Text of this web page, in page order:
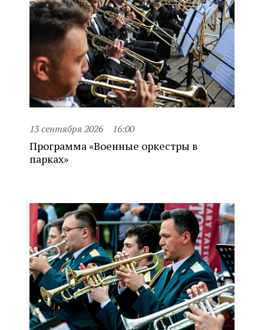
13 сентября 2026 16:00
Программа «Военные оркестры в
парках»